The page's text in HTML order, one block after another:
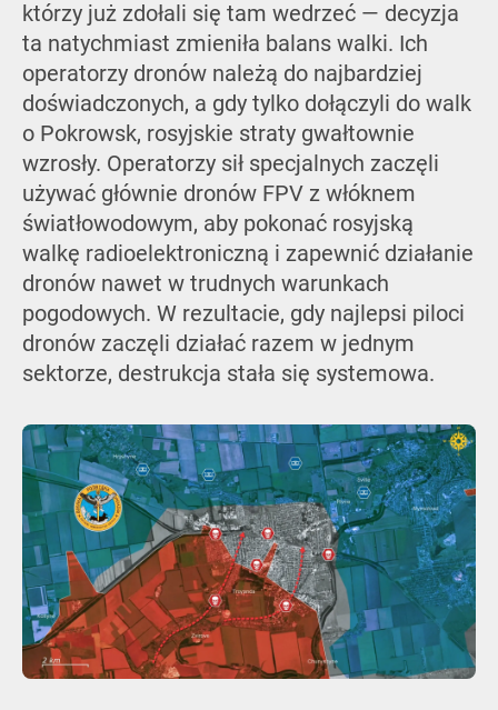
którzy już zdołali się tam wedrzeć — decyzja
ta natychmiast zmieniła balans walki. Ich
operatorzy dronów należą do najbardziej
doświadczonych, a gdy tylko dołączyli do walk
o Pokrowsk, rosyjskie straty gwałtownie
wzrosły. Operatorzy sił specjalnych zaczęli
używać głównie dronów FPV z włóknem
światłowodowym, aby pokonać rosyjską
walkę radioelektroniczną i zapewnić działanie
dronów nawet w trudnych warunkach
pogodowych. W rezultacie, gdy najlepsi piloci
dronów zaczęli działać razem w jednym
sektorze, destrukcja stała się systemowa.